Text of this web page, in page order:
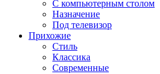
С компьютерным столом
Назначение
Под телевизор
Прихожие
Стиль
Классика
Современные